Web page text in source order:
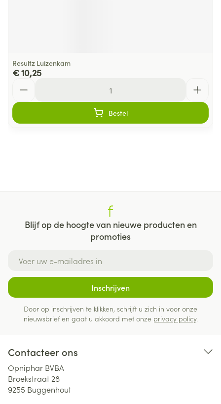
Resultz Luizenkam
€ 10,25
Bestel
Blijf op de hoogte van nieuwe producten en
promoties
Inschrijven
Door op inschrijven te klikken, schrijft u zich in voor onze
nieuwsbrief en gaat u akkoord met onze privacy policy.
Contacteer ons
Opniphar BVBA
Broekstraat 28
9255 Buggenhout